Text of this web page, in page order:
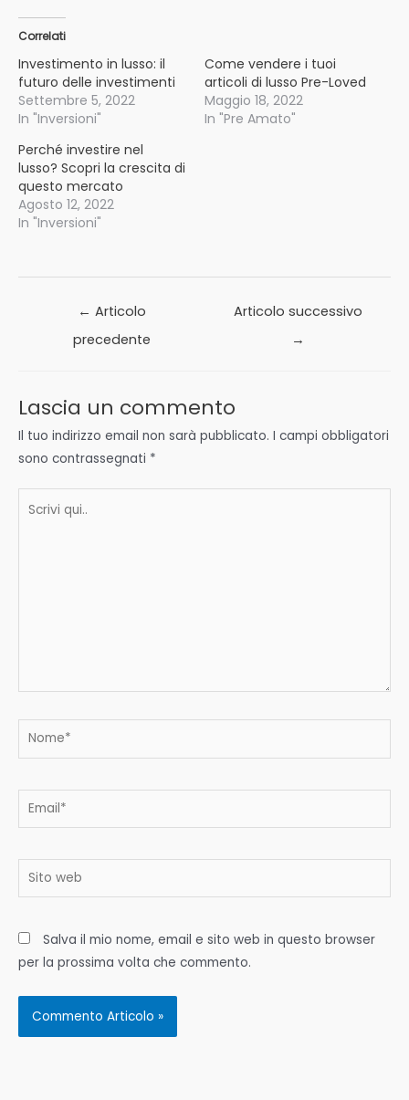
Correlati
Investimento in lusso: il
futuro delle investimenti
Settembre 5, 2022
In "Inversioni"
Come vendere i tuoi
articoli di lusso Pre-Loved
Maggio 18, 2022
In "Pre Amato"
Perché investire nel
lusso? Scopri la crescita di
questo mercato
Agosto 12, 2022
In "Inversioni"
← Articolo
precedente
Articolo successivo
→
Lascia un commento
Il tuo indirizzo email non sarà pubblicato. I campi obbligatori
sono contrassegnati *
Nome*
Email*
Sito
web
Salva il mio nome, email e sito web in questo browser
per la prossima volta che commento.